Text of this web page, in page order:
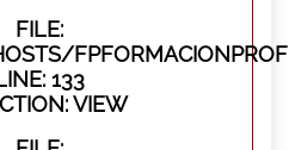
FILE:
133
VIEW